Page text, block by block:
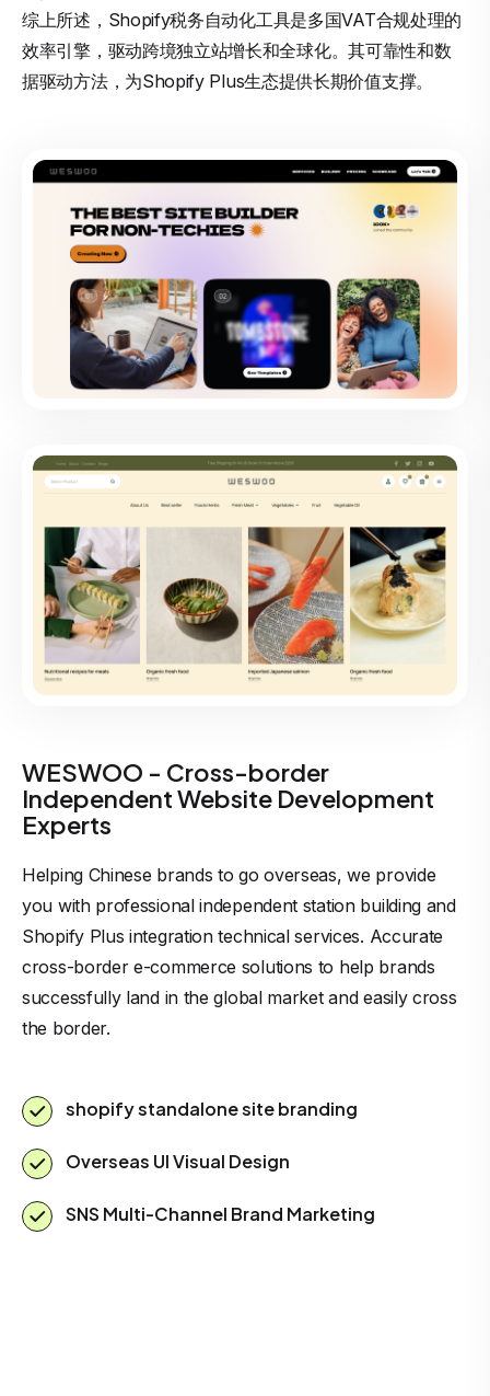
综上所述，Shopify税务自动化工具是多国VAT合规处理的
效率引擎，驱动跨境独立站增长和全球化。其可靠性和数
据驱动方法，为Shopify Plus生态提供长期价值支撑。
WESWOO - Cross-border
Independent Website Development
Experts
Helping Chinese brands to go overseas, we provide
you with professional independent station building and
Shopify Plus integration technical services. Accurate
cross-border e-commerce solutions to help brands
successfully land in the global market and easily cross
the border.
shopify standalone site branding
Overseas UI Visual Design
SNS Multi-Channel Brand Marketing